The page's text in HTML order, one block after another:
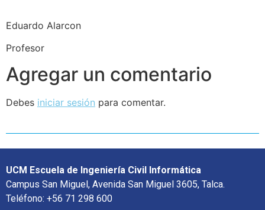
Eduardo Alarcon
Profesor
Agregar un comentario
Debes iniciar sesión para comentar.
UCM Escuela de Ingeniería Civil Informática
Campus San Miguel, Avenida San Miguel 3605, Talca.
Teléfono: +56 71 298 600